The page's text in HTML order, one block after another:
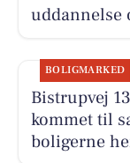
uddannelse
BOLIGMARKED
Bistrupvej
kommet til
boligerne